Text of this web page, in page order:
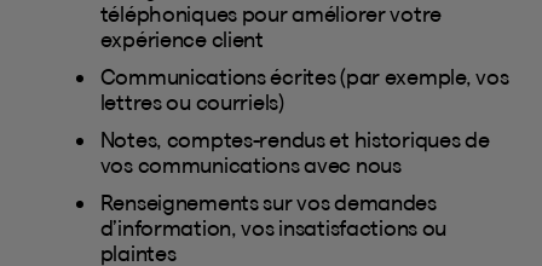
téléphoniques pour améliorer votre
expérience client
Communications écrites (par exemple, vos
lettres ou courriels)
Notes, comptes-rendus et historiques de
vos communications avec nous
Renseignements sur vos demandes
d’information, vos insatisfactions ou
plaintes